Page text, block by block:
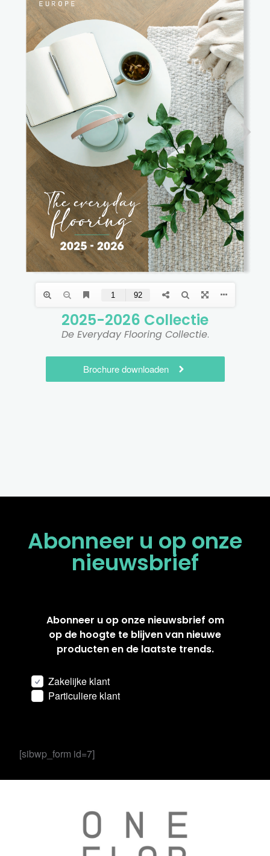
2025-2026 Collectie​
De Everyday Flooring Collectie.
Brochure downloaden
Abonneer u op onze
nieuwsbrief
Abonneer u op onze nieuwsbrief om
op de hoogte te blijven van nieuwe
producten en de laatste trends.
Zakelijke klant
Particuliere klant
[sibwp_form id=7]